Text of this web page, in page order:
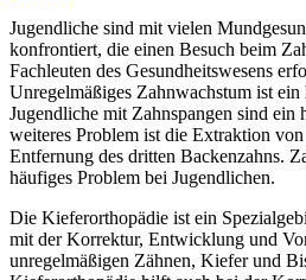
Jugendliche sind mit vielen
konfrontiert, die einen Besuch beim
Fachleuten des Gesundheitswesens
Unregelmäßiges Zahnwachstum ist
Jugendliche mit Zahnspangen sind
weiteres Problem ist die Extraktion
Entfernung des dritten Backenzahns.
häufiges Problem bei Jugendlichen.
Die Kieferorthopädie ist ein
mit der Korrektur, Entwicklung und
unregelmäßigen Zähnen, Kiefer und